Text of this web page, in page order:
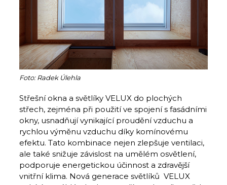
Foto: Radek Úlehla
Střešní okna a světlíky VELUX do plochých
střech, zejména při použití ve spojení s fasádními
okny, usnadňují vynikající proudění vzduchu a
rychlou výměnu vzduchu díky komínovému
efektu. Tato kombinace nejen zlepšuje ventilaci,
ale také snižuje závislost na umělém osvětlení,
podporuje energetickou účinnost a zdravější
vnitřní klima. Nová generace světlíků VELUX